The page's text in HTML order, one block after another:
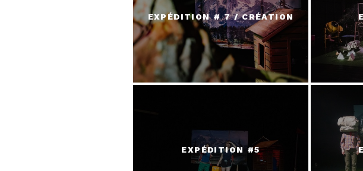
EXPÉDITION # 7 / CRÉATION
EXPÉDITION #5